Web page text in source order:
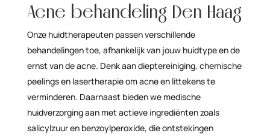
Acne behandeling Den Haag
Onze huidtherapeuten passen verschillende
behandelingen toe, afhankelijk van jouw huidtype en de
ernst van de acne. Denk aan dieptereiniging, chemische
peelings en lasertherapie om acne en littekens te
verminderen. Daarnaast bieden we medische
huidverzorging aan met actieve ingrediënten zoals
salicylzuur en benzoylperoxide, die ontstekingen